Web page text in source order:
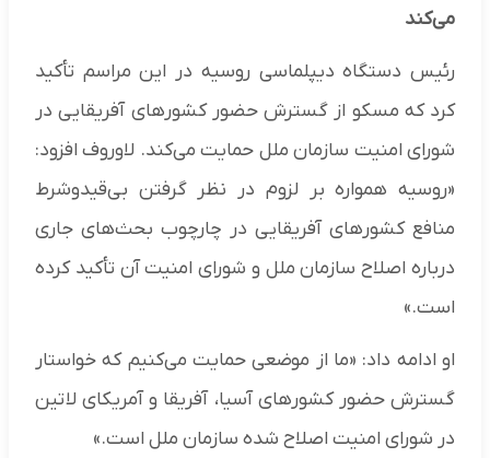
می‌کند
رئیس دستگاه دیپلماسی روسیه در این مراسم تأکید
کرد که مسکو از گسترش حضور کشورهای آفریقایی در
شورای امنیت سازمان ملل حمایت می‌کند. لاوروف افزود:
«روسیه همواره بر لزوم در نظر گرفتن بی‌قیدوشرط
منافع کشورهای آفریقایی در چارچوب بحث‌های جاری
درباره اصلاح سازمان ملل و شورای امنیت آن تأکید کرده
است.»
او ادامه داد: «ما از موضعی حمایت می‌کنیم که خواستار
گسترش حضور کشورهای آسیا، آفریقا و آمریکای لاتین
در شورای امنیت اصلاح‌ شده سازمان ملل است.»